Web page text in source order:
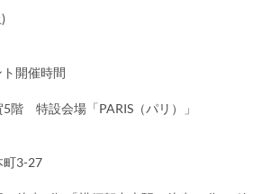
)
開催時間
5階 特設会場「PARIS（パリ）」
町3-27